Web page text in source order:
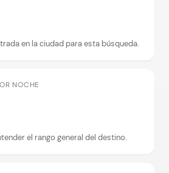
en la ciudad para esta búsqueda.
NOCHE
el rango general del destino.